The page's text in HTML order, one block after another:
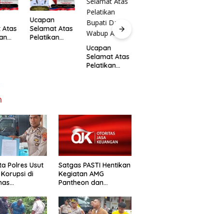
Atas
Ucapan
Selamat Atas
Pelatikan
Ucapan
Selamat Atas
Pelatikan
Polres Usut
di
Satgas PASTI Hentikan
Kegiatan AMG
Pantheon dan
Kreatif Terbatas( MBA